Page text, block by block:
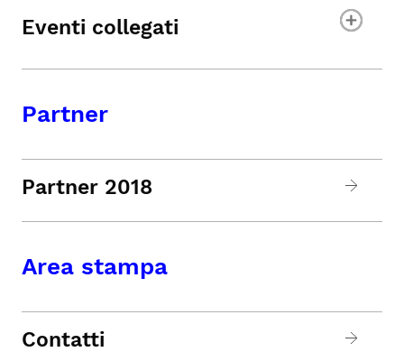
Eventi collegati
Partner
Partner 2018
Area stampa
Contatti